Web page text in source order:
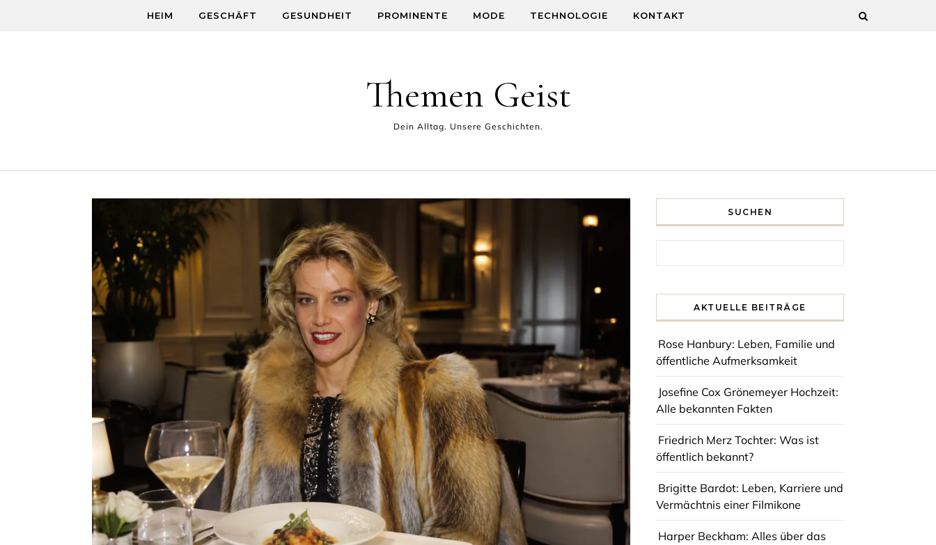
HEIM GESCHÄFT GESUNDHEIT PROMINENTE MODE TECHNOLOGIE KONTAKT
Themen Geist
Dein Alltag. Unsere Geschichten.
SUCHEN
AKTUELLE BEITRÄGE
Rose Hanbury: Leben, Familie und
öffentliche Aufmerksamkeit
Josefine Cox Grönemeyer Hochzeit:
Alle bekannten Fakten
Friedrich Merz Tochter: Was ist
öffentlich bekannt?
Brigitte Bardot: Leben, Karriere und
Vermächtnis einer Filmikone
Harper Beckham: Alles über das